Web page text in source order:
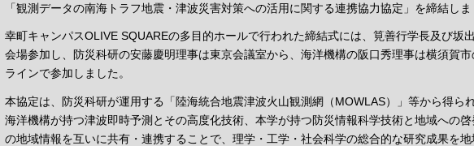
「観測データの南海トラフ地震・津波災害対策への活用に関する連携協力協定」を締結しま
幸町キャンパスOLIVE SQUAREの多目的ホールで行われた締結式には、筧善行学長及び坂
会場参加し、防災科研の安藤慶明理事は東京会議室から、海洋機構の阪口秀理事は横須賀
ラインで参加しました。
本協定は、防災科研が運用する「陸海統合地震津波火山観測網（MOWLAS）」等から得ら
海洋機構が持つ津波即時予測とその高度化技術、本学が持つ防災情報科学技術と地域への
の地域情報を互いに共有・連携することで、理学・工学・社会科学の総合的な研究成果を地